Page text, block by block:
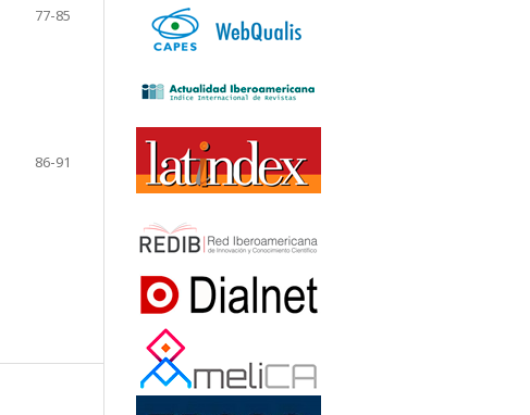
77-85
86-91